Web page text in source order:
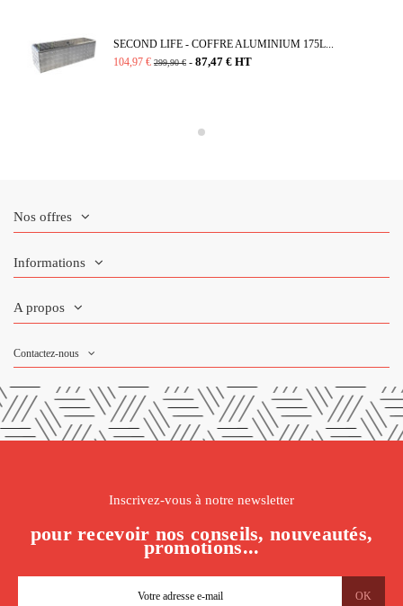
SECOND LIFE - COFFRE ALUMINIUM 175L...
104,97 € 299,90 € - 87,47 € HT
Nos offres
Informations
A propos
Contactez-nous
Inscrivez-vous à notre newsletter
pour recevoir nos conseils, nouveautés,
promotions...